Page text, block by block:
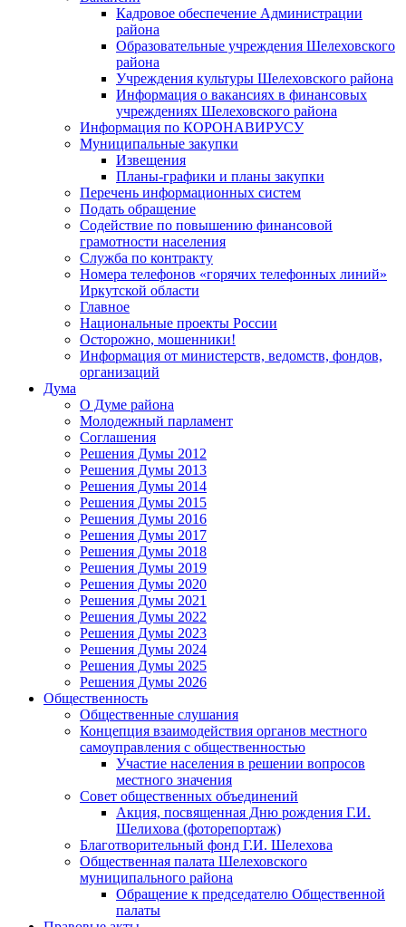
Кадровое обеспечение Администрации
района
Образовательные учреждения Шелеховского
района
Учреждения культуры Шелеховского района
Информация о вакансиях в финансовых
учреждениях Шелеховского района
Информация по КОРОНАВИРУСУ
Муниципальные закупки
Извещения
Планы-графики и планы закупки
Перечень информационных систем
Подать обращение
Содействие по повышению финансовой
грамотности населения
Служба по контракту
Номера телефонов «горячих телефонных линий»
Иркутской области
Главное
Национальные проекты России
Осторожно, мошенники!
Информация от министерств, ведомств, фондов,
организаций
Дума
О Думе района
Молодежный парламент
Соглашения
Решения Думы 2012
Решения Думы 2013
Решения Думы 2014
Решения Думы 2015
Решения Думы 2016
Решения Думы 2017
Решения Думы 2018
Решения Думы 2019
Решения Думы 2020
Решения Думы 2021
Решения Думы 2022
Решения Думы 2023
Решения Думы 2024
Решения Думы 2025
Решения Думы 2026
Общественность
Общественные слушания
Концепция взаимодействия органов местного
самоуправления с общественностью
Участие населения в решении вопросов
местного значения
Совет общественных объединений
Акция, посвященная Дню рождения Г.И.
Шелихова (фоторепортаж)
Благотворительный фонд Г.И. Шелехова
Общественная палата Шелеховского
муниципального района
Обращение к председателю Общественной
палаты